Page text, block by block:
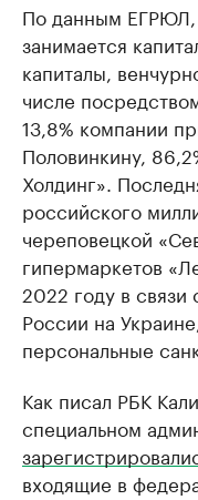
По данным
занимается
капиталы,
числе
13,8% компании
Половинкину,
Холдинг».
российского
череповецкой
гипермаркетов
2022 году в
России на
персональные
Как писал РБК
специальном
входящие в